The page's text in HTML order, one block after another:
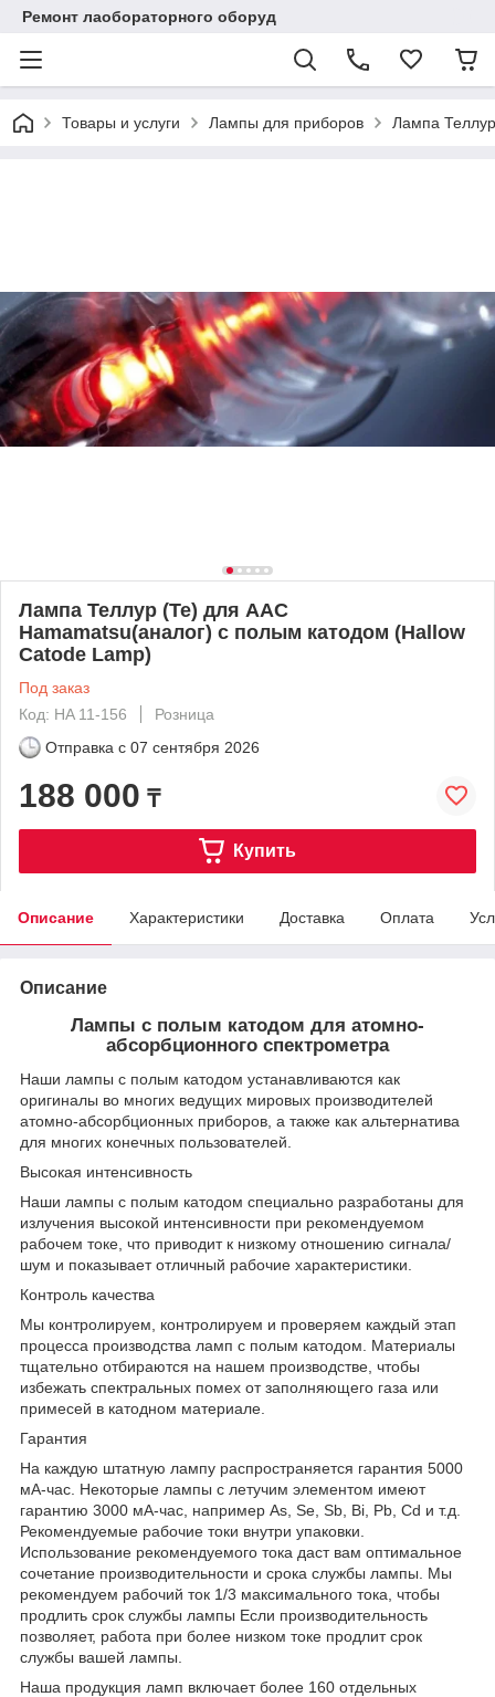
Ремонт лаобораторного оборуд
Товары и услуги Лампы для приборов Лампа
Лампа Теллур (Te) для ААС
Hamamatsu(аналог) с полым катодом (Hallow
Catode Lamp)
Под заказ
Код: HA 11-156
Розница
Отправка с 07 сентября 2026
188 000 ₸
Купить
Описание Характеристики Доставка Оплата
Описание
Лампы с полым катодом для атомно-
абсорбционного спектрометра
Наши лампы с полым катодом устанавливаются как
оригиналы во многих ведущих мировых производителей
атомно-абсорбционных приборов, а также как альтернатива
для многих конечных пользователей.
Высокая интенсивность
Наши лампы с полым катодом специально разработаны для
излучения высокой интенсивности при рекомендуемом
рабочем токе, что приводит к низкому отношению сигнала/
шум и показывает отличный рабочие характеристики.
Контроль качества
Мы контролируем, контролируем и проверяем каждый этап
процесса производства ламп с полым катодом. Материалы
тщательно отбираются на нашем производстве, чтобы
избежать спектральных помех от заполняющего газа или
примесей в катодном материале.
Гарантия
На каждую штатную лампу распространяется гарантия 5000
мА-час. Некоторые лампы с летучим элементом имеют
гарантию 3000 мА-час, например As, Se, Sb, Bi, Pb, Cd и т.д.
Рекомендуемые рабочие токи внутри упаковки.
Использование рекомендуемого тока даст вам оптимальное
сочетание производительности и срока службы лампы. Мы
рекомендуем рабочий ток 1/3 максимального тока, чтобы
продлить срок службы лампы Если производительность
позволяет, работа при более низком токе продлит срок
службы вашей лампы.
Наша продукция ламп включает более 160 отдельных